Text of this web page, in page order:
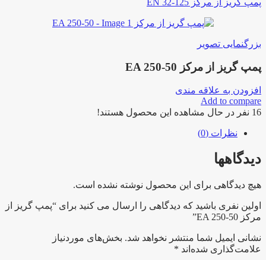
پمپ گریز از مرکز EN 32-125
بزرگنمایی تصویر
پمپ گریز از مرکز EA 250-50
افزودن به علاقه مندی
Add to compare
16 نفر در حال مشاهده این محصول هستند!
نظرات (0)
دیدگاهها
هیچ دیدگاهی برای این محصول نوشته نشده است.
اولین نفری باشید که دیدگاهی را ارسال می کنید برای “پمپ گریز از
مرکز EA 250-50”
نشانی ایمیل شما منتشر نخواهد شد. بخش‌های موردنیاز
علامت‌گذاری شده‌اند *